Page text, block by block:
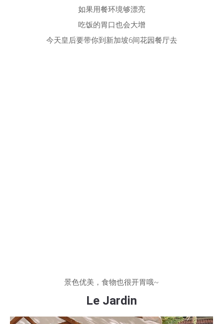
如果用餐环境够漂亮
吃饭的胃口也会大增
今天皇后要带你到新加坡6间花园餐厅去
景色优美，食物也很开胃哦~
Le Jardin